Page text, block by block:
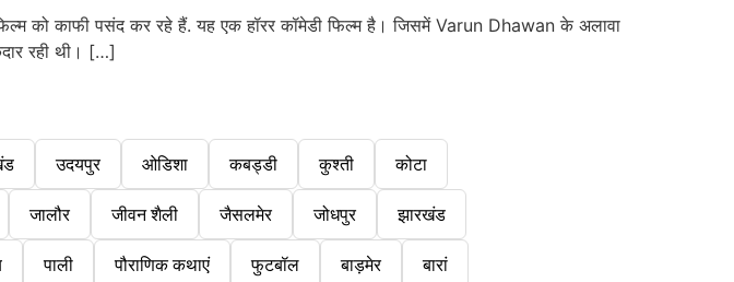
को काफी पसंद कर रहे हैं. यह एक हॉरर कॉमेडी फिल्म है। जिसमें Varun Dhawan के अलावा
रही थी। […]
उदयपुर ओडिशा कबड्डी कुश्ती कोटा
जालौर जीवन शैली जैसलमेर जोधपुर झारखंड
पाली पौराणिक कथाएं फुटबॉल बाड़मेर बारां